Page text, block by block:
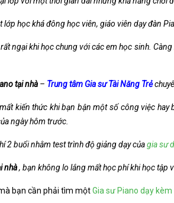
lớp học khá đông học viên, giáo viên dạy đàn
ngại khi học chung với các em học sinh.
tại nhà – Trung tâm Gia sư Tài Năng Trẻ
kiến thức khi bạn bận một số công việc
ngày hôm trước.
2 buổi nhằm test trình độ giảng dạy củagia sư
nhà, bạn không lo lắng mất học phí khi học tập
bạn cần phải tìm mộtGia sư Piano dạy